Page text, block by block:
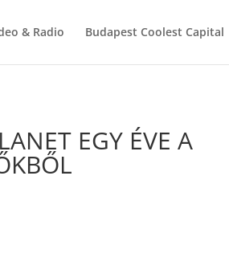
& Radio Budapest Coolest Capital
EGY ÉVE A